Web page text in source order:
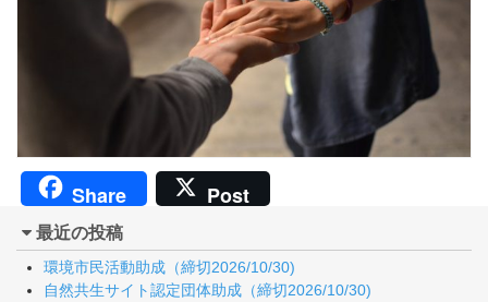
Share Post
最近の投稿
環境市民活動助成（締切2026/10/30)
自然共生サイト認定団体助成（締切2026/10/30)